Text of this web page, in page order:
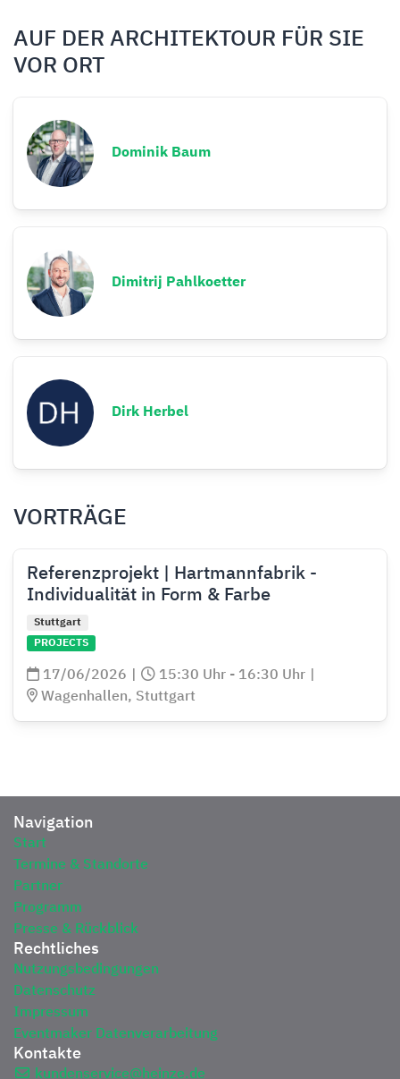
AUF DER ARCHITEKTOUR FÜR SIE
VOR ORT
Dominik Baum
Dimitrij Pahlkoetter
Dirk Herbel
VORTRÄGE
Referenzprojekt | Hartmannfabrik -
Individualität in Form & Farbe
Stuttgart
PROJECTS
17/06/2026 15:30 Uhr - 16:30 Uhr
Wagenhallen, Stuttgart
Navigation
Start
Termine & Standorte
Partner
Programm
Presse & Rückblick
Rechtliches
Nutzungsbedingungen
Datenschutz
Impressum
Eventmaker Datenverarbeitung
Kontakte
kundenservice@heinze.de